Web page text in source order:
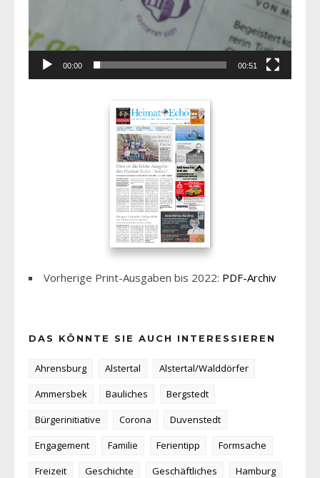
00:00 00:51
Vorherige Print-Ausgaben bis 2022: PDF-Archiv
DAS KÖNNTE SIE AUCH INTERESSIEREN
Ahrensburg Alstertal
Alstertal/Walddörfer
Ammersbek
Bauliches
Bergstedt
Bürgerinitiative
Corona
Duvenstedt
Engagement
Familie Ferientipp
Formsache
Freizeit
Geschichte Geschäftliches
Hamburg